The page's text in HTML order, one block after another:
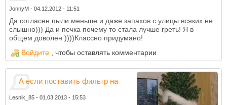
JonnyM - 04.12.2012 - 11:51
Да согласен пыли меньше и даже запахов с улицы всяких не
слышно))) Да и печка почему то стала лучше греть! Я в
общем доволен ))))Классно придумано!
Войдите , чтобы оставлять комментарии
А если поставить фильтр на
Lesnik_85- 01.03.2013 - 15:53